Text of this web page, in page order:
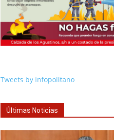
Tweets by infopolitano
Últimas Noticias